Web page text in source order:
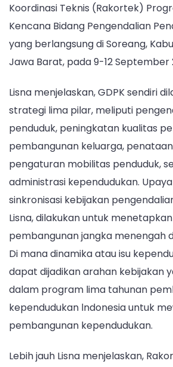
Koordinasi Teknis (Rakortek)
Kencana Bidang Pengendalian
yang berlangsung di Soreang,
Jawa Barat, pada 9-12 September
Lisna menjelaskan, GDPK sendiri
strategi lima pilar, meliputi
penduduk, peningkatan kualitas
pembangunan keluarga,
pengaturan mobilitas penduduk,
administrasi kependudukan.
sinkronisasi kebijakan
Lisna, dilakukan untuk
pembangunan jangka menengah
Di mana dinamika atau isu
dapat dijadikan arahan kebijakan
dalam program lima tahunan
kependudukan lndonesia untuk
pembangunan kependudukan.
Lebih jauh Lisna menjelaskan,